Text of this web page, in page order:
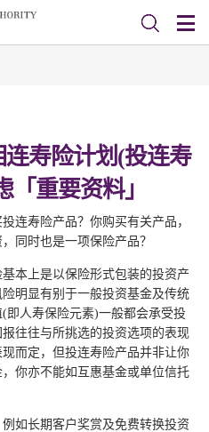
寿险计划(投连寿
「重要资料」
连寿险产品？你购买有关产品，
同时也是一项保险产品？
本上是以保险形式包装的投资产
明显有别于一般投资基金及传统
即人寿保险元素)一般都会承受投
往往与所挑选的投资选项的表现
而定，但投连寿险产品并非让你
你亦不能如互惠基金或单位信托
如长期客户奖赏及免费转换投资